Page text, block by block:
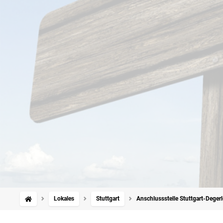
Lokales Stuttgart Anschlussstelle Stuttgart-